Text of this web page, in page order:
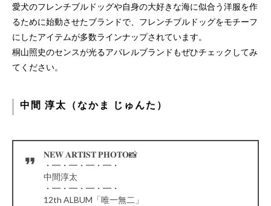
愛犬のフレンチブルドッグや自身の大好きな海に似合う洋服を作
るために始動させたブランドで、フレンチブルドッグをモチーフ
にしたアイテムが多数ラインナップされています。
桐山照史のセンスが光るアパレルブランドもぜひチェックしてみ
てください。
中間 淳太（なかま じゅんた）
𝐍𝐄𝐖 𝐀𝐑𝐓𝐈𝐒𝐓 𝐏𝐇𝐎𝐓𝐎📸
・━・━・━・━・
中間淳太
・━・━・━・━・
12th ALBUM「唯一無二」